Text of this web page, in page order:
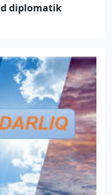
diplomatik